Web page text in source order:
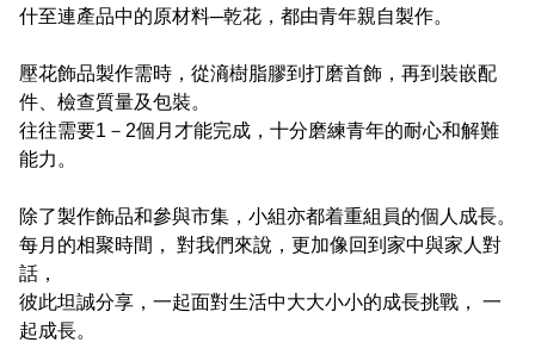
什至連產品中的原材料─乾花，都由青年親自製作。
壓花飾品製作需時，從滳樹脂膠到打磨首飾，再到裝嵌配
件、檢查質量及包裝。
往往需要1－2個月才能完成，十分磨練青年的耐心和解難
能力。
除了製作飾品和參與市集，小組亦都着重組員的個人成長。
每月的相聚時間， 對我們來說，更加像回到家中與家人對
話，
彼此坦誠分享，一起面對生活中大大小小的成長挑戰， 一
起成長。